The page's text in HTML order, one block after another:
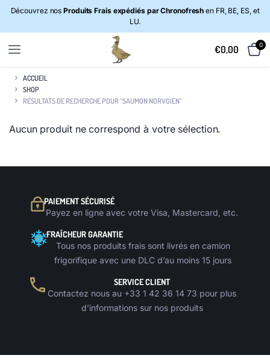
Découvrez nosProduits Frais expédiés par Chronofresh en FR, BE, ES, et
LU.
€0,00 0
ACCUEIL
SHOP
RÉSULTATS DE RECHERCHE POUR “SAUMON NORVGIEN”
Aucun produit ne correspond à votre sélection.
PAIEMENT SÉCURISÉ
Payez en ligne avec votre Visa, Mastercard, etc.
FRAÎCHEUR GARANTIE
Tous nos produits frais sont livrés en camion
frigorifique avec une DLC d’au moins 15 jours
SERVICE CLIENT
Contactez nous au +33 1 42 36 14 73 pour plus
d’informations sur nos produits